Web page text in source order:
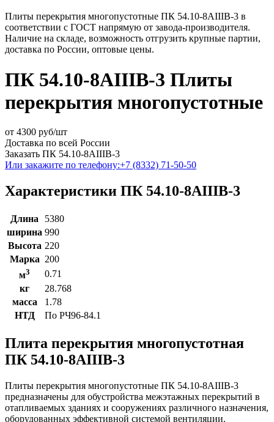
Плиты перекрытия многопустотные ПК 54.10-8АIIIВ-3 в
соответствии с ГОСТ напрямую от завода-производителя.
Наличие на складе, возможность отгрузить крупные партии,
доставка по России, оптовые цены.
ПК 54.10-8АIIIВ-3 Плиты
перекрытия многопустотные
от 4300 руб/шт
Доставка по всей России
Заказать ПК 54.10-8АIIIВ-3
Или закажите по телефону:+7 (8332) 71-50-50
Характеристики ПК 54.10-8АIIIВ-3
Длина
5380
ширина 990
Высота 220
Марка 200
м3
0.71
кг
28.768
масса
1.78
НТД
По РЧ96-84.1
Плита перекрытия многопустотная
ПК 54.10-8АIIIВ-3
Плиты перекрытия многопустотные ПК 54.10-8АIIIВ-3
предназначены для обустройства межэтажных перекрытий в
отапливаемых зданиях и сооружениях различного назначения,
оборудованных эффективной системой вентиляции.